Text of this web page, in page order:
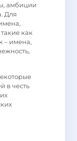
амбиции
Для
как
– имена,
в честь